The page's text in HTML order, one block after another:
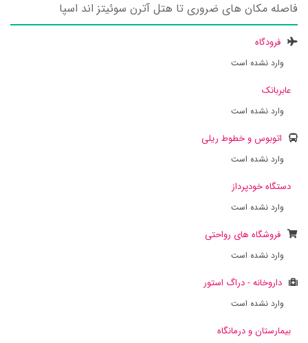
فاصله مکان های ضروری تا هتل آترن سوئیتز اند اسپا
فرودگاه
وارد نشده است
عابربانک
وارد نشده است
اتوبوس و خطوط ریلی
وارد نشده است
دستگاه خودپرداز
وارد نشده است
فروشگاه های رواحتی
وارد نشده است
داروخانه - دراگ استور
وارد نشده است
بیمارستان و درمانگاه